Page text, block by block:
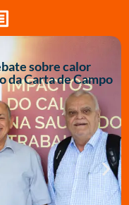
sobre calor
da Carta de Campo